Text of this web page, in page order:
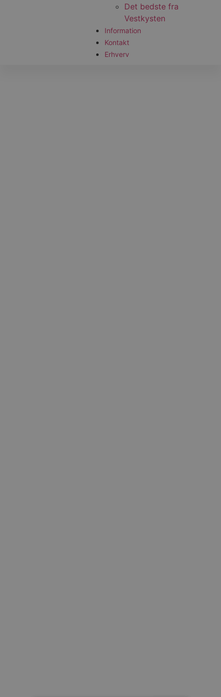
Det bedste fra
Vestkysten
Information
Kontakt
Erhverv